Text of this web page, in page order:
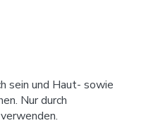
sein und Haut- sowie
Nur durch